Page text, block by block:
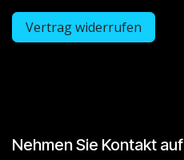
Vertrag widerrufen
Nehmen Sie Kontakt auf